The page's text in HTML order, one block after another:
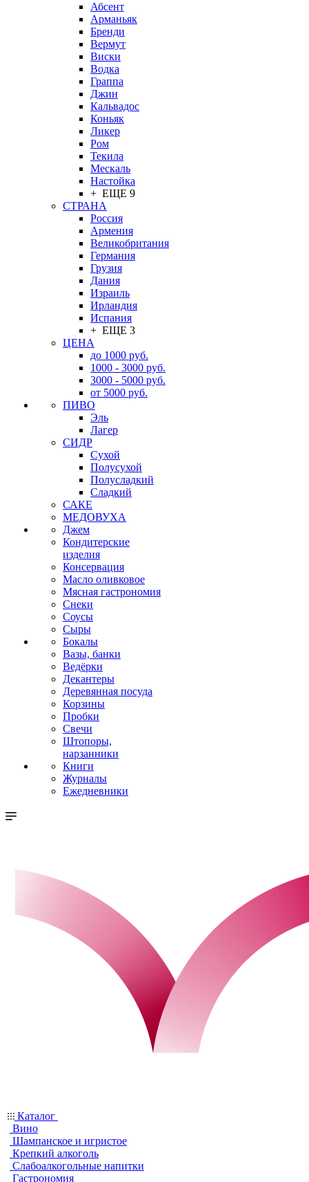
Абсент
Арманьяк
Бренди
Вермут
Виски
Водка
Граппа
Джин
Кальвадос
Коньяк
Ликер
Ром
Текила
Мескаль
Настойка
+ ЕЩЕ 9
СТРАНА
Россия
Армения
Великобритания
Германия
Грузия
Дания
Израиль
Ирландия
Испания
+ ЕЩЕ 3
ЦЕНА
до 1000 руб.
1000 - 3000 руб.
3000 - 5000 руб.
от 5000 руб.
ПИВО
Эль
Лагер
СИДР
Сухой
Полусухой
Полусладкий
Сладкий
САКЕ
МЕДОВУХА
Джем
Кондитерские
изделия
Консервация
Масло оливковое
Мясная гастрономия
Снеки
Соусы
Сыры
Бокалы
Вазы, банки
Ведёрки
Декантеры
Деревянная посуда
Корзины
Пробки
Свечи
Штопоры,
нарзанники
Книги
Журналы
Ежедневники
Каталог
Вино
Шампанское и игристое
Крепкий алкоголь
Слабоалкогольные напитки
Гастрономия